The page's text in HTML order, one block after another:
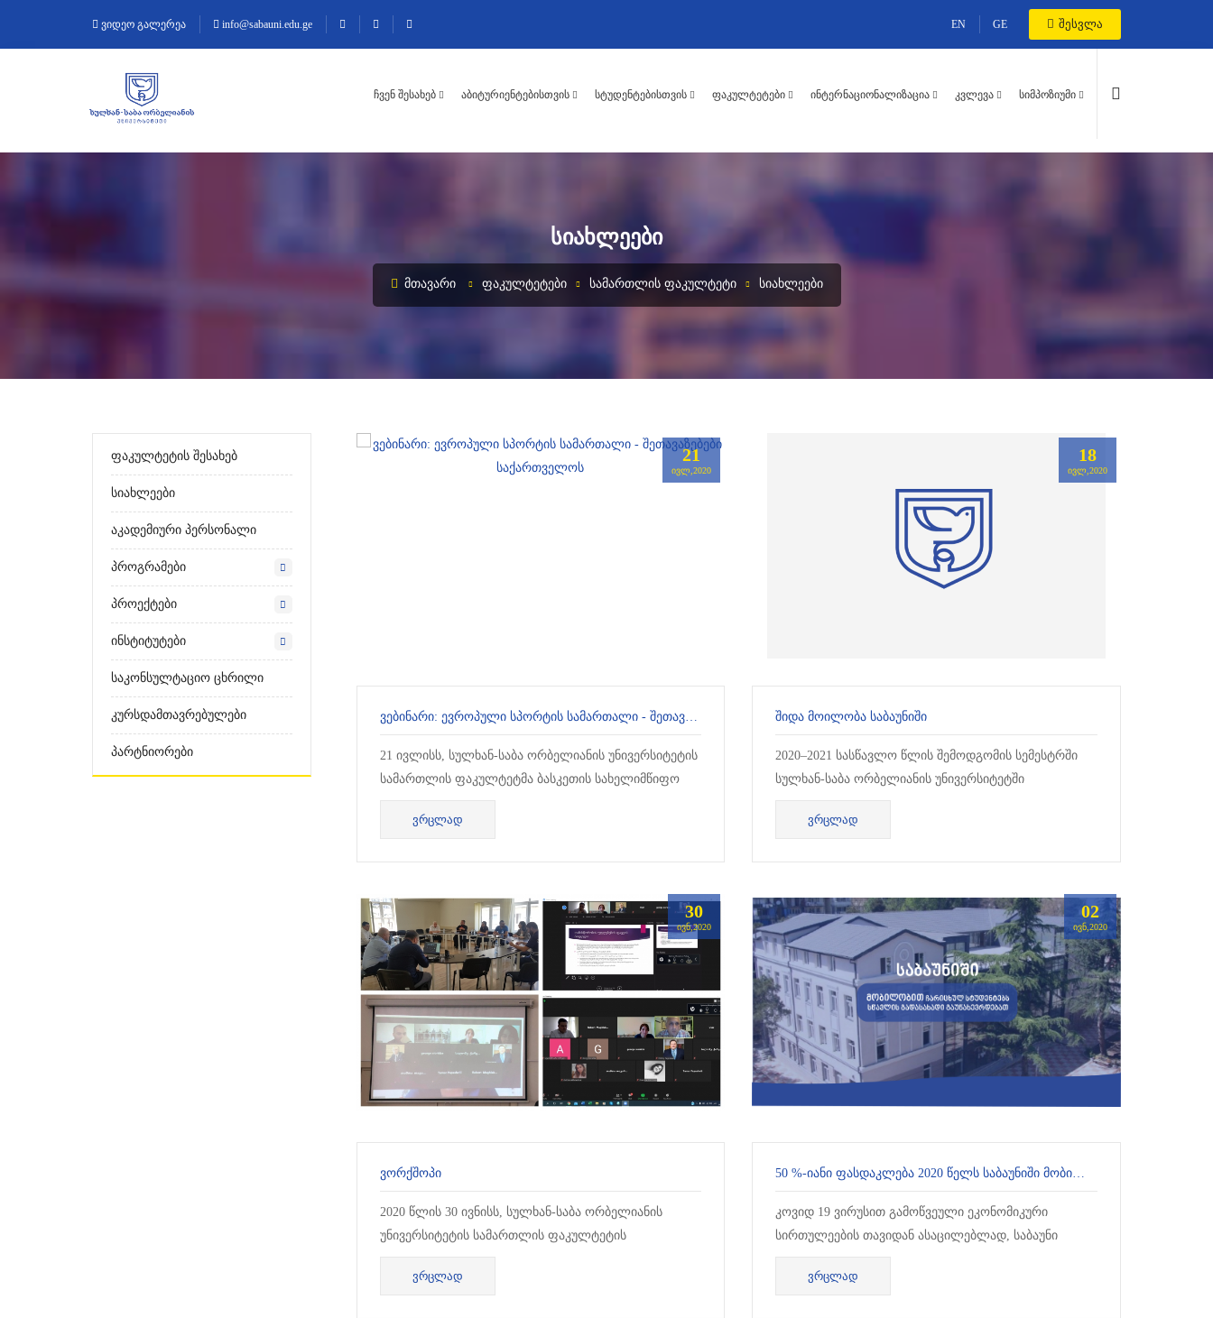
ვიდეო გალერეა info@sabauni.edu.ge EN GE შესვლა
ᲩᲕᲔᲜ ᲨᲔᲡᲐᲮᲔᲑ ᲐᲑᲘᲢᲣᲠᲘᲔᲜᲢᲔᲑᲘᲡᲗᲕᲘᲡ ᲡᲢᲣᲓᲔᲜᲢᲔᲑᲘᲡᲗᲕᲘᲡ ᲤᲐᲙᲣᲚᲢᲔᲢᲔᲑᲘ ᲘᲜᲢᲔᲠᲜᲐᲪᲘᲝᲜᲐᲚᲘᲖᲐᲪᲘᲐ ᲙᲕᲚᲔᲕᲐ ᲡᲘᲛᲞᲝᲖᲘᲣᲛᲘ
ᲡᲘᲐᲮᲚᲔᲔᲑᲘ
ᲛᲗᲐᲕᲐᲠᲘ ᲤᲐᲙᲣᲚᲢᲔᲢᲔᲑᲘ ᲡᲐᲛᲐᲠᲗᲚᲘᲡ ᲤᲐᲙᲣᲚᲢᲔᲢᲘ ᲡᲘᲐᲮᲚᲔᲔᲑᲘ
21
ᲘᲕᲚ,2020
ᲕᲔᲑᲘᲜᲐᲠᲘ: ᲔᲕᲠᲝᲞᲣᲚᲘ ᲡᲞᲝᲠᲢᲘᲡ ᲡᲐᲛᲐᲠᲗᲐᲚᲘ - ᲨᲔᲗᲐᲕᲐᲖᲔᲑᲔᲑᲘ ᲡᲐᲥᲐᲠᲗᲕᲔᲚᲝᲡ
21 ივლისს, სულხან-საბა ორბელიანის უნივერსიტეტის
სამართლის ფაკულტეტმა ბასკეთის სახელიმწიფო
უნივერსიტეტთან, ბასკეთის უნივერსიტეტის ადამია...
ᲕᲠᲪᲚᲐᲓ
18
ᲘᲕᲚ,2020
ᲨᲘᲓᲐ ᲛᲝᲘᲚᲝᲑᲐ ᲡᲐᲑᲐᲣᲜᲘᲨᲘ
2020–2021 სასწავლო წლის შემოდგომის სემესტრში
სულხან-საბა ორბელიანის უნივერსიტეტში
ბაკალავრიატისა და მაგისტრატურის
საგანმანათლებლო პროგრამებზე შიდა მობილობის...
ᲕᲠᲪᲚᲐᲓ
30
ᲘᲕᲜ,2020
ᲕᲝᲠᲥᲨᲝᲞᲘ
2020 წლის 30 ივნისს, სულხან-საბა ორბელიანის
უნივერსიტეტის სამართლის ფაკულტეტის
ორგანიზებით ჩატარდა ვორქშოპი, რომელიც
ეძღვნებოდა უმაღლეს სასწ...
ᲕᲠᲪᲚᲐᲓ
02
ᲘᲕᲜ,2020
50 %-ᲘᲐᲜᲘ ᲤᲐᲡᲓᲐᲙᲚᲔᲑᲐ 2020 ᲬᲔᲚᲡ ᲡᲐᲑᲐᲣᲜᲘᲨᲘ ᲛᲝᲑᲘᲚᲝᲑᲘᲗ ᲩᲐᲠᲘᲪᲮᲣᲚ ᲧᲕᲔᲚᲐ ᲡᲢᲣᲓᲔᲜᲢᲡ
კოვიდ 19 ვირუსით გამოწვეული ეკონომიკური
სირთულეების თავიდან ასაცილებლად, საბაუნი
აგრძელებს ყველასთვის ხელმისაწვდომი
განათლების ხელშეწყობას...
ᲕᲠᲪᲚᲐᲓ
Ფაკულტეტის Შესახებ
Სიახლეები
Აკადემიური Პერსონალი
Პროგრამები
Პროექტები
Ინსტიტუტები
Საკონსულტაციო Ცხრილი
Კურსდამთავრებულები
Პარტნიორები